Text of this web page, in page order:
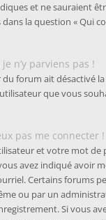
et ne sauraient
la question « Qui
n’y parviens pas !
forum ait désactivé
que vous
pas me connecter !
et votre mot de
avez indiqué avoir
Certains forums
ou par un
Si vous